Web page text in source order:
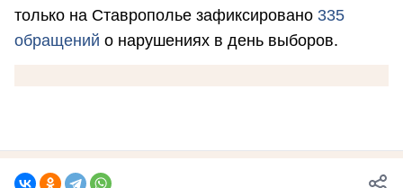
только на Ставрополье зафиксировано 335
обращений о нарушениях в день выборов.